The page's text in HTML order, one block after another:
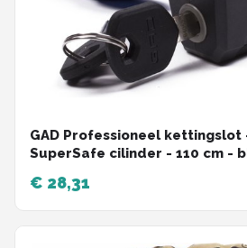
GAD Professioneel
SuperSafe cilinder - 110 cm -
€ 28,31